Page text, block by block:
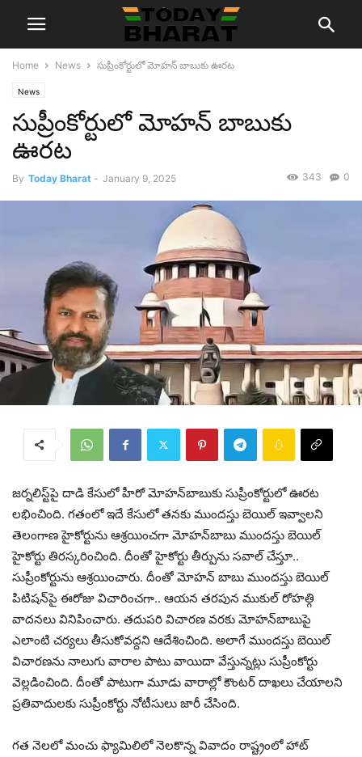
Home News సుప్రీంకోర్టులో మోహన్ బాబుకు ఊరట
News
సుప్రీంకోర్టులో మోహన్ బాబుకు
ఊరట
By Today Bharat - January 9, 2025 0
343
జర్నలిస్ట్‌‌పై దాడి కేసులో హీరో మోహన్‌బాబుకు సుప్రీంకోర్టులో ఊరట
లభించింది. గతంలో ఇదే కేసులో తనకు ముందస్తు బెయిల్ ఇవ్వాలని
తెలంగాణ హైకోర్టును ఆశ్రయించగా మోహన్‌బాబు ముందస్తు బెయిల్‌
హైకోర్టు తిరస్కరించింది. దీంతో హైకోర్టు తీర్పును సవాల్ చేస్తూ..
సుప్రీంకోర్టును ఆశ్రయించారు. దీంతో మోహన్ బాబు ముందస్తు బెయిల్
పిటిషన్‌పై ఈరోజు విచారించగా.. ఆయన తరపున ముకుల్‌ రోహత్గి
వాదనలు వినిపించారు. తదుపరి విచారణ వరకు మోహన్‌బాబుపై
ఎలాంటి చర్యలు తీసుకోవద్దని ఆదేశించింది. అలాగే ముందస్తు బెయిల్
విచారణను నాలుగు వారాల పాటు వాయిదా వేస్తున్నట్లు సుప్రీంకోర్టు
వెల్లడించింది. దీంతో పాటుగా మూడు వారాల్లో కౌంటర్‌ దాఖలు చేయాలని
ప్రతివాదులకు సుప్రీంకోర్టు నోటీసులు జారీ చేసింది.
గత నెలలో మంచు ఫ్యామిలిలో నెలకొన్న వివాదం రాష్ట్రంలో హాట్